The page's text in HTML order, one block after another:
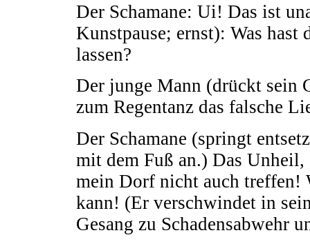
Der Schamane: Ui! Das ist
Kunstpause; ernst): Was hast
lassen?
Der junge Mann (drückt sein
zum Regentanz das falsche
Der Schamane (springt
mit dem Fuß an.) Das Unheil,
mein Dorf nicht auch treffen!
kann! (Er verschwindet in
Gesang zu Schadensabwehr